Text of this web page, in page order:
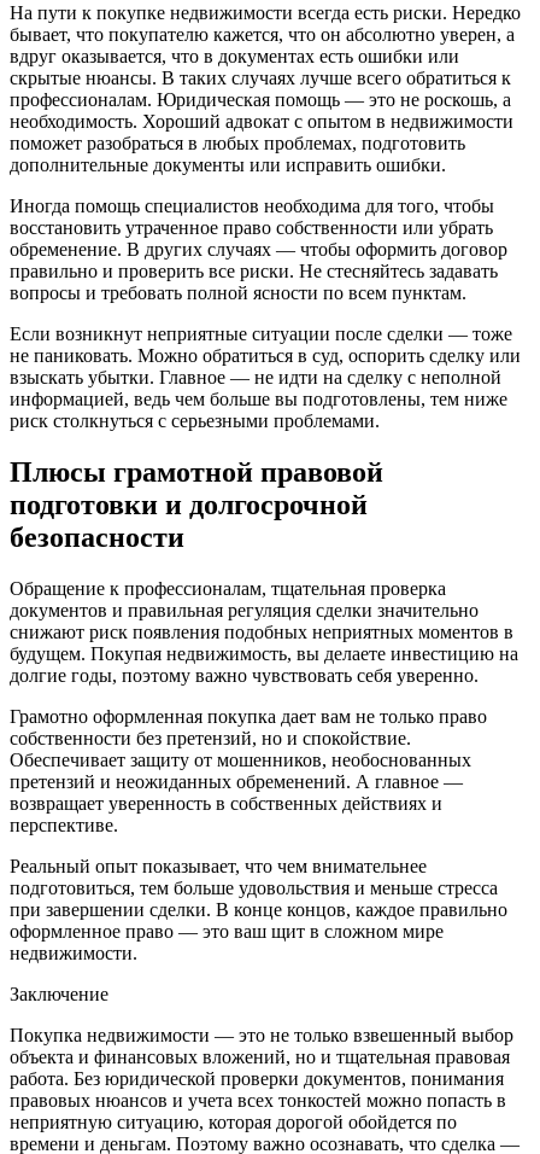
На пути к покупке недвижимости всегда есть риски. Нередко
бывает, что покупателю кажется, что он абсолютно уверен, а
вдруг оказывается, что в документах есть ошибки или
скрытые нюансы. В таких случаях лучше всего обратиться к
профессионалам. Юридическая помощь — это не роскошь, а
необходимость. Хороший адвокат с опытом в недвижимости
поможет разобраться в любых проблемах, подготовить
дополнительные документы или исправить ошибки.
Иногда помощь специалистов необходима для того, чтобы
восстановить утраченное право собственности или убрать
обременение. В других случаях — чтобы оформить договор
правильно и проверить все риски. Не стесняйтесь задавать
вопросы и требовать полной ясности по всем пунктам.
Если возникнут неприятные ситуации после сделки — тоже
не паниковать. Можно обратиться в суд, оспорить сделку или
взыскать убытки. Главное — не идти на сделку с неполной
информацией, ведь чем больше вы подготовлены, тем ниже
риск столкнуться с серьезными проблемами.
Плюсы грамотной правовой
подготовки и долгосрочной
безопасности
Обращение к профессионалам, тщательная проверка
документов и правильная регуляция сделки значительно
снижают риск появления подобных неприятных моментов в
будущем. Покупая недвижимость, вы делаете инвестицию на
долгие годы, поэтому важно чувствовать себя уверенно.
Грамотно оформленная покупка дает вам не только право
собственности без претензий, но и спокойствие.
Обеспечивает защиту от мошенников, необоснованных
претензий и неожиданных обременений. А главное —
возвращает уверенность в собственных действиях и
перспективе.
Реальный опыт показывает, что чем внимательнее
подготовиться, тем больше удовольствия и меньше стресса
при завершении сделки. В конце концов, каждое правильно
оформленное право — это ваш щит в сложном мире
недвижимости.
Заключение
Покупка недвижимости — это не только взвешенный выбор
объекта и финансовых вложений, но и тщательная правовая
работа. Без юридической проверки документов, понимания
правовых нюансов и учета всех тонкостей можно попасть в
неприятную ситуацию, которая дорогой обойдется по
времени и деньгам. Поэтому важно осознавать, что сделка —